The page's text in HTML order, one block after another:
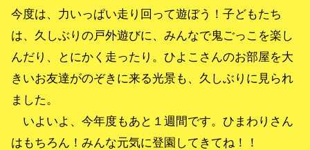
今度は、力いっぱい走り回って遊ぼう！子どもたち
は、久しぶりの戸外遊びに、みんなで鬼ごっこを楽し
んだり、とにかく走ったり。ひよこさんのお部屋を大
きいお友達がのぞきに来る光景も、久しぶりに見られ
ました。
いよいよ、今年度もあと１週間です。ひまわりさん
はもちろん！みんな元気に登園してきてね！！